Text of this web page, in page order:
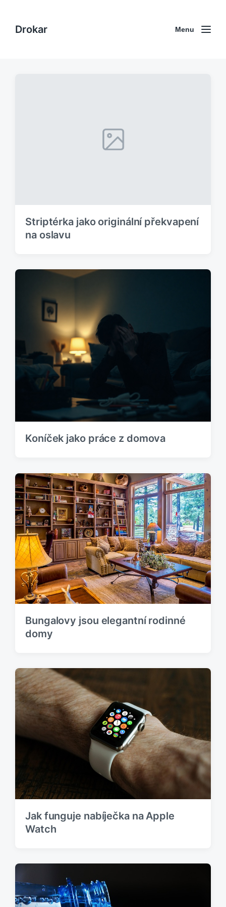
Drokar Menu
Striptérka jako originální překvapení
na oslavu
Koníček jako práce z domova
Bungalovy jsou elegantní rodinné
domy
Jak funguje nabíječka na Apple
Watch